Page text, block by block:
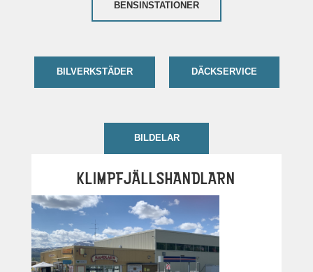
BENSINSTATIONER
BILVERKSTÄDER DÄCKSERVICE
BILDELAR
KLIMPFJÄLLSHANDLARN